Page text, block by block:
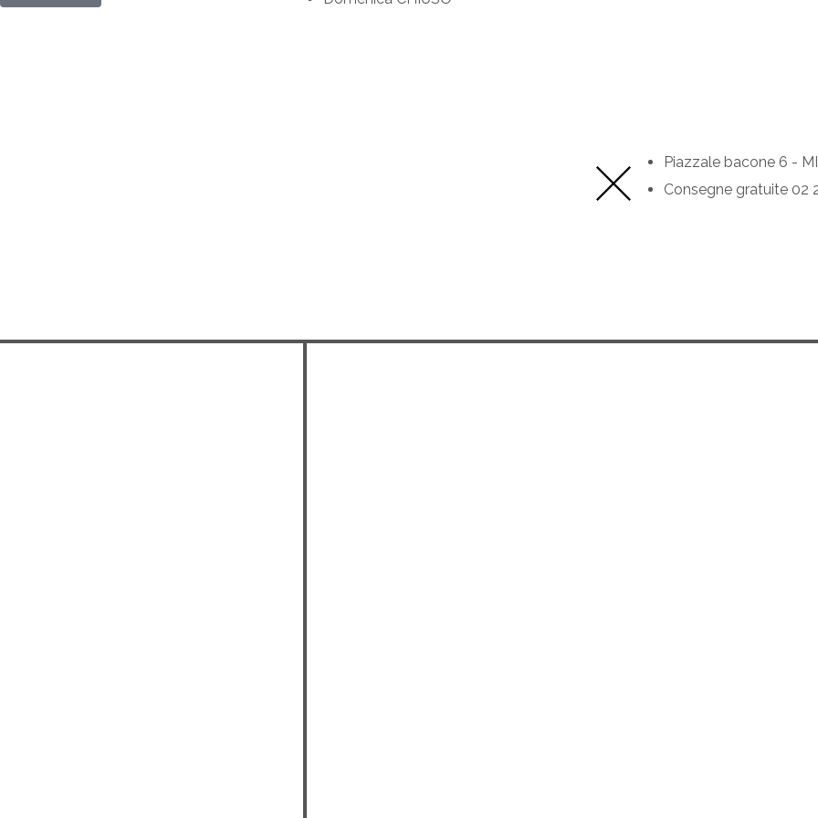
Piazzale bacone 6 -
Consegne gratuite 02